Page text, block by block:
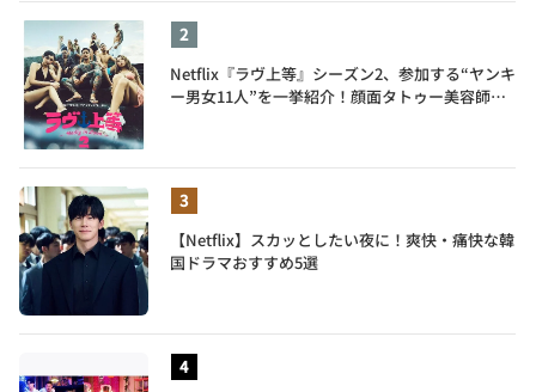
Netflix『ラヴ上等』シーズン2、参加する“ヤンキ
ー男女11人”を一挙紹介！顔面タトゥー美容師、
【Netflix】スカッとしたい夜に！爽快・痛快な韓
国ドラマおすすめ5選